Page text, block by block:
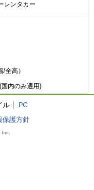
レンタカー
全高）
内のみ適用)
ル
PC
保護方針